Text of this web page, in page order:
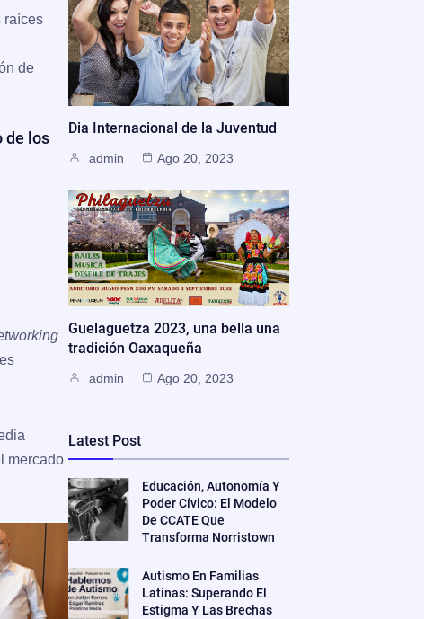
raíces
de
de los
mercado
Dia Internacional de la Juventud
admin Ago 20, 2023
Guelaguetza 2023, una bella una
tradición Oaxaqueña
admin Ago 20, 2023
Latest Post
Educación, Autonomía Y
Poder Cívico: El Modelo
De CCATE Que
Transforma Norristown
Autismo En Familias
Latinas: Superando El
Estigma Y Las Brechas